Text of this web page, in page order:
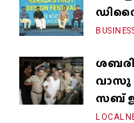
വാസു
സബ്